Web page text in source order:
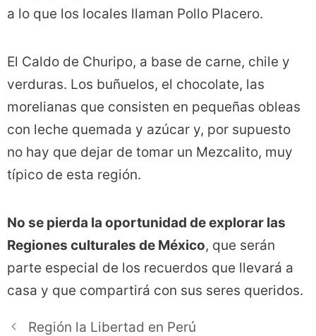
a lo que los locales llaman Pollo Placero.
El Caldo de Churipo, a base de carne, chile y
verduras. Los buñuelos, el chocolate, las
morelianas que consisten en pequeñas obleas
con leche quemada y azúcar y, por supuesto
no hay que dejar de tomar un Mezcalito, muy
típico de esta región.
No se pierda la oportunidad de explorar las
Regiones culturales de México, que serán
parte especial de los recuerdos que llevará a
casa y que compartirá con sus seres queridos.
Región la Libertad en Perú